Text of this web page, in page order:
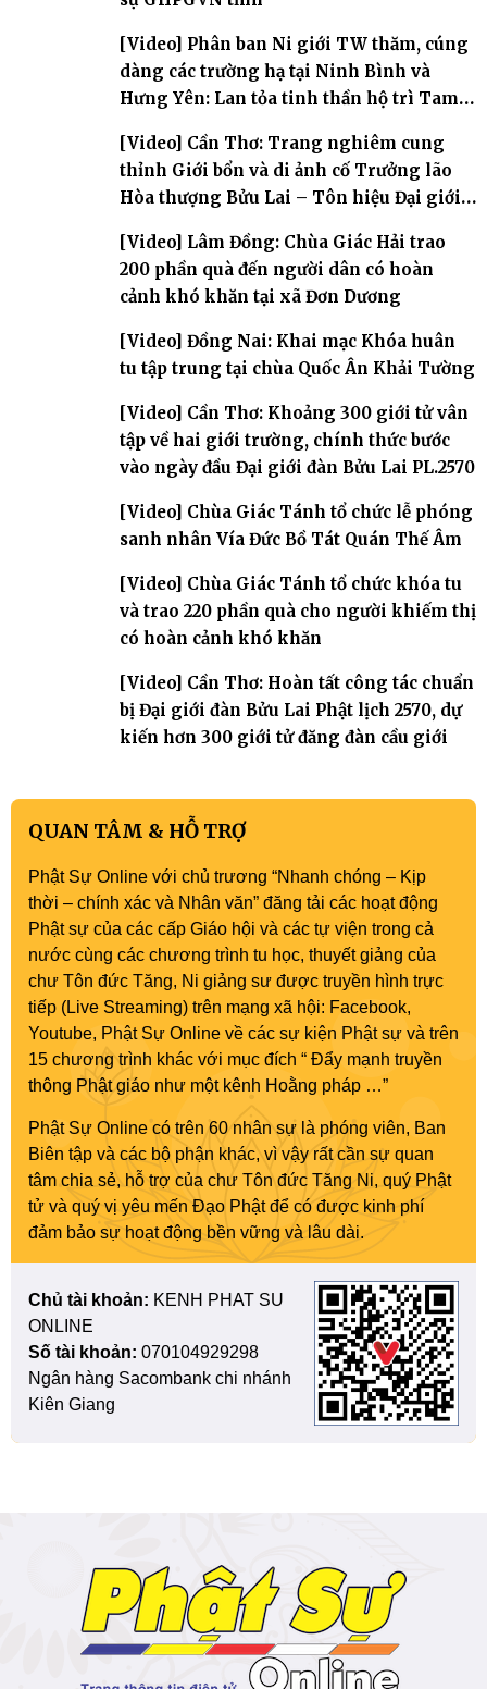
[Video] Phân ban Ni giới TW thăm, cúng
dàng các trường hạ tại Ninh Bình và
Hưng Yên: Lan tỏa tinh thần hộ trì Tam
[Video] Cần Thơ: Trang nghiêm cung
thỉnh Giới bổn và di ảnh cố Trưởng lão
Hòa thượng Bửu Lai – Tôn hiệu Đại giới
[Video] Lâm Đồng: Chùa Giác Hải trao
200 phần quà đến người dân có hoàn
cảnh khó khăn tại xã Đơn Dương
[Video] Đồng Nai: Khai mạc Khóa huân
tu tập trung tại chùa Quốc Ân Khải Tường
[Video] Cần Thơ: Khoảng 300 giới tử vân
tập về hai giới trường, chính thức bước
vào ngày đầu Đại giới đàn Bửu Lai PL.2570
[Video] Chùa Giác Tánh tổ chức lễ phóng
sanh nhân Vía Đức Bồ Tát Quán Thế Âm
[Video] Chùa Giác Tánh tổ chức khóa tu
và trao 220 phần quà cho người khiếm thị
có hoàn cảnh khó khăn
[Video] Cần Thơ: Hoàn tất công tác chuẩn
bị Đại giới đàn Bửu Lai Phật lịch 2570, dự
kiến hơn 300 giới tử đăng đàn cầu giới
QUAN TÂM & HỖ TRỢ
Phật Sự Online với chủ trương “Nhanh chóng – Kịp
thời – chính xác và Nhân văn” đăng tải các hoạt động
Phật sự của các cấp Giáo hội và các tự viện trong cả
nước cùng các chương trình tu học, thuyết giảng của
chư Tôn đức Tăng, Ni giảng sư được truyền hình trực
tiếp (Live Streaming) trên mạng xã hội: Facebook,
Youtube, Phật Sự Online về các sự kiện Phật sự và trên
15 chương trình khác với mục đích “ Đẩy mạnh truyền
thông Phật giáo như một kênh Hoằng pháp …”
Phật Sự Online có trên 60 nhân sự là phóng viên, Ban
Biên tập và các bộ phận khác, vì vậy rất cần sự quan
tâm chia sẻ, hỗ trợ của chư Tôn đức Tăng Ni, quý Phật
tử và quý vị yêu mến Đạo Phật để có được kinh phí
đảm bảo sự hoạt động bền vững và lâu dài.
Chủ tài khoản: KENH PHAT SU
ONLINE
Số tài khoản: 070104929298
Ngân hàng Sacombank chi nhánh
Kiên Giang